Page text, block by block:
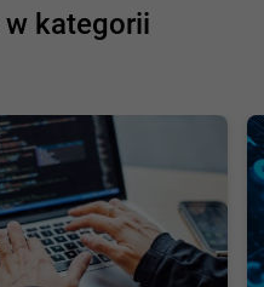
kategorii